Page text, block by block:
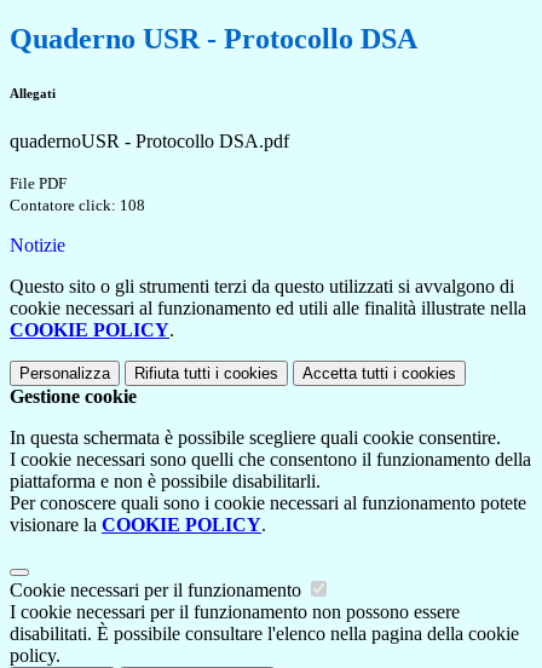
Quaderno USR - Protocollo DSA
Allegati
quadernoUSR - Protocollo DSA.pdf
File PDF
Contatore click: 108
Notizie
Questo sito o gli strumenti terzi da questo utilizzati si avvalgono di
cookie necessari al funzionamento ed utili alle finalità illustrate nella
COOKIE POLICY.
Personalizza Rifiuta tutti i cookies Accetta tutti i cookies
Gestione cookie
In questa schermata è possibile scegliere quali cookie consentire.
I cookie necessari sono quelli che consentono il funzionamento della
piattaforma e non è possibile disabilitarli.
Per conoscere quali sono i cookie necessari al funzionamento potete
visionare la COOKIE POLICY.
Cookie necessari per il funzionamento
I cookie necessari per il funzionamento non possono essere
disabilitati. È possibile consultare l'elenco nella pagina della cookie
policy.